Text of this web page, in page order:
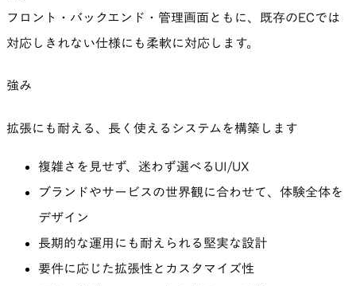
フロント・バックエンド・管理画面ともに、既存のECでは
対応しきれない仕様にも柔軟に対応します。
強み
拡張にも耐える、長く使えるシステムを構築します
複雑さを見せず、迷わず選べるUI/UX
ブランドやサービスの世界観に合わせて、体験全体を
デザイン
長期的な運用にも耐えられる堅実な設計
要件に応じた拡張性とカスタマイズ性